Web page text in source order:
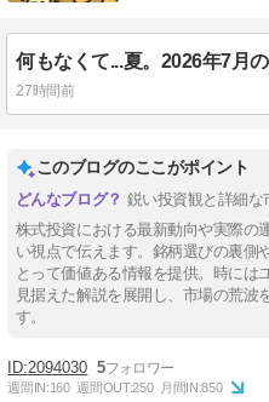
27時間前
このブログのここがポイント
鋭い投資観と詳細な
株式投資における最新動向や実際の
い視点で伝えます。銘柄選びの裏側
とって価値ある情報を提供。時には
見据えた解説を展開し、市場の荒波
す。
2094030 5
週間IN:160 週間OUT:250 月間IN:850